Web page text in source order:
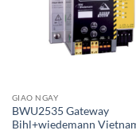
GIAO NGAY
BWU2535 Gateway
Bihl+wiedemann